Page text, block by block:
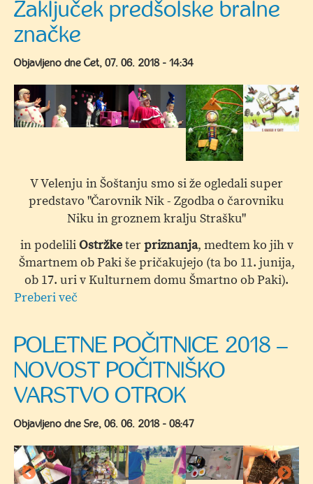
-
ustvarjalnica
otroke
in
starše
Zaključek predšolske bralne
značke
Objavljeno dne Čet, 07. 06. 2018 - 14:34
V Velenju in Šoštanju smo si že ogledali super
predstavo "Čarovnik Nik - Zgodba o čarovniku
Niku in groznem kralju Strašku"
in podeliliOstržketerpriznanja, medtem ko jih v
Šmartnem ob Paki še pričakujejo (ta bo 11. junija,
ob 17. uri v Kulturnem domu Šmartno ob Paki).
Preberi več
predšolske
bralne
značke
POLETNE POČITNICE 2018 –
NOVOST POČITNIŠKO
VARSTVO OTROK
Objavljeno dne Sre, 06. 06. 2018 - 08:47